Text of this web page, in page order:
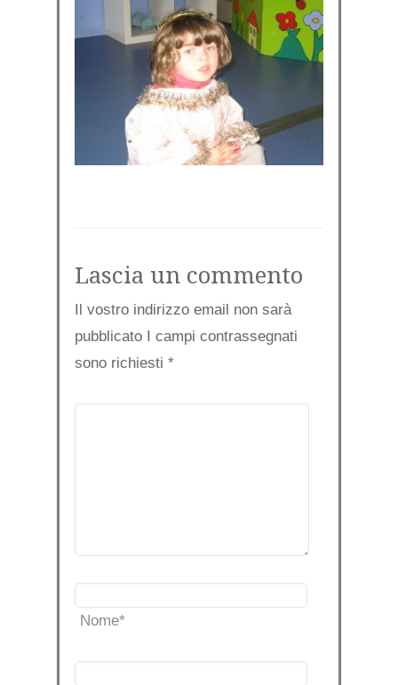
Lascia un commento
Il vostro indirizzo email non sarà
pubblicato I campi contrassegnati
sono richiesti *
Nome*